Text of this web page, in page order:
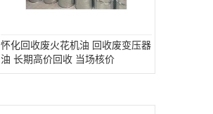
怀化回收废火花机油 回收废变压器
油 长期高价回收 当场核价